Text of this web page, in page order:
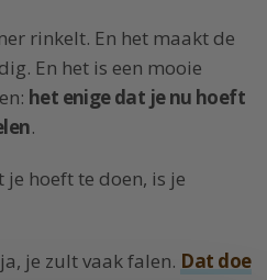
rinkelt. En het maakt de
En het is een mooie
het enige dat je nu hoeft
.
je hoeft te doen, is je
je zult vaak falen. Dat doe